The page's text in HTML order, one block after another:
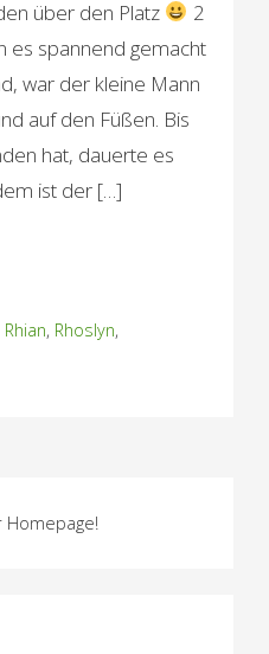
über den Platz
2
es spannend gemacht
war der kleine Mann
auf den Füßen. Bis
hat, dauerte es
ist der […]
Rhian, Rhoslyn,